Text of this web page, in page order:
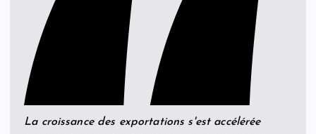
La croissance des exportations s'est accélérée